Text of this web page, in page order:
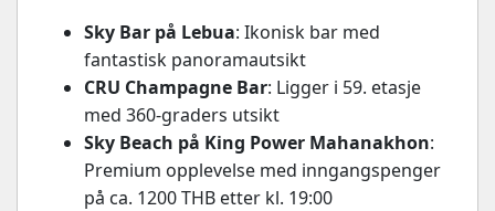
Sky Bar på Lebua: Ikonisk bar med
fantastisk panoramautsikt
CRU Champagne Bar: Ligger i 59. etasje
med 360-graders utsikt
Sky Beach på King Power Mahanakhon:
Premium opplevelse med inngangspenger
på ca. 1200 THB etter kl. 19:00